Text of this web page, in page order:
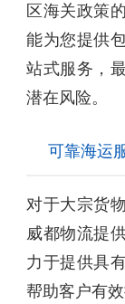
区海关政策
能为您提供
站式服务，
潜在风险。
可靠海运
对于大宗货
威都物流提
力于提供具
帮助客户有效